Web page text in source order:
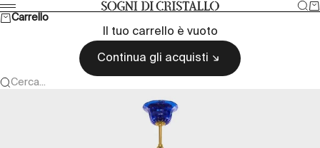
Vai al contenuto Sogni di cristallo
Menù
Carrello
Il tuo carrello è vuoto
Continua gli acquisti
Cerca...